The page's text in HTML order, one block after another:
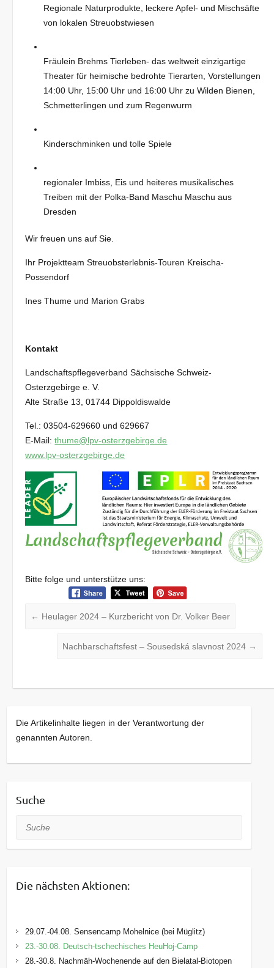
Regionale Naturprodukte, leckere Apfel- und Mischsäfte
von lokalen Streuobstwiesen
Fräulein Brehms Tierleben- das weltweit einzigartige
Theater für heimische bedrohte Tierarten, Vorstellungen
14:00 Uhr, 15:00 Uhr und 16:00 Uhr zu Wilden Bienen,
Schmetterlingen und zum Regenwurm
Kinderschminken und tolle Spiele
regionaler Imbiss, Eis und heiteres musikalisches
Treiben mit der Polka-Band Maschu Maschu aus
Dresden
Wir freuen uns auf Sie.
Ihr Projektteam Streuobsterlebnis-Touren Kreischa-
Possendorf
Ines Thume und Marion Grabs
Kontakt
Landschaftspflegeverband Sächsische Schweiz-
Osterzgebirge e. V.
Alte Straße 13, 01744 Dippoldiswalde
Tel.: 03504-629660 und 629667
E-Mail:thume@lpv-osterzgebirge.de
www.lpv-osterzgebirge.de
Bitte folge und unterstütze uns:
← Heulager 2024 – Kurzbericht von Dr. Volker Beer
Nachbarschaftsfest – Sousedská slavnost 2024 →
Die Artikelinhalte liegen in der Verantwortung der
genannten Autoren.
Suche
Suche
Die nächsten Aktionen:
29.07.-04.08. Sensencamp Mohelnice (bei Müglitz)
23.-30.08. Deutsch-tschechisches HeuHoj-Camp
28.-30.8. Nachmäh-Wochenende auf den Bielatal-Biotopen